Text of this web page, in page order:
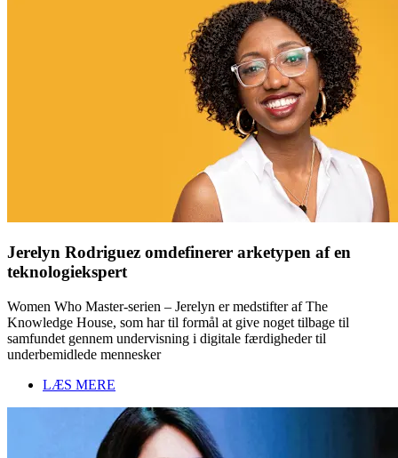
Jerelyn Rodriguez omdefinerer arketypen af en
teknologiekspert
Women Who Master-serien – Jerelyn er medstifter af The
Knowledge House, som har til formål at give noget tilbage til
samfundet gennem undervisning i digitale færdigheder til
underbemidlede mennesker
LÆS MERE